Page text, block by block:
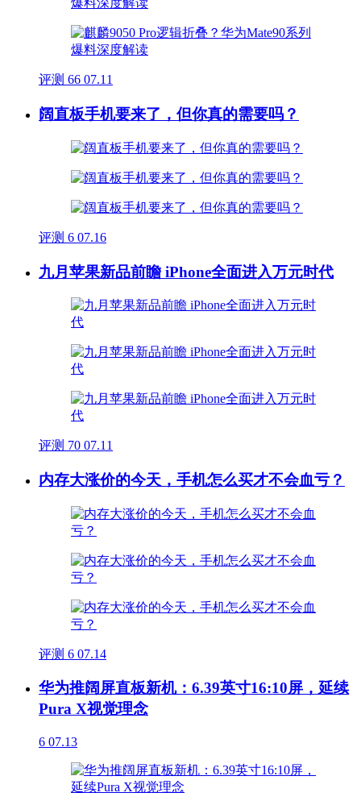
评测 66 07.11
阔直板手机要来了，但你真的需要吗？
评测 6 07.16
九月苹果新品前瞻 iPhone全面进入万元时代
评测 70 07.11
内存大涨价的今天，手机怎么买才不会血亏？
评测 6 07.14
华为推阔屏直板新机：6.39英寸16:10屏，延续
Pura X视觉理念
6 07.13